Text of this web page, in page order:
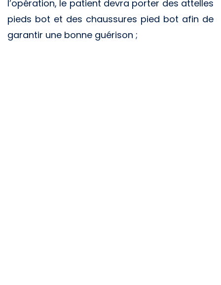
l’opération, le patient devra porter des attelles
pieds bot et des chaussures pied bot afin de
garantir une bonne guérison ;